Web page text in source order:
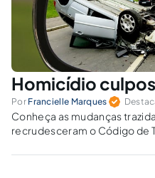
Homicídio
Por Francielle Marques
Conheça as mudanças
recrudesceram o Código de